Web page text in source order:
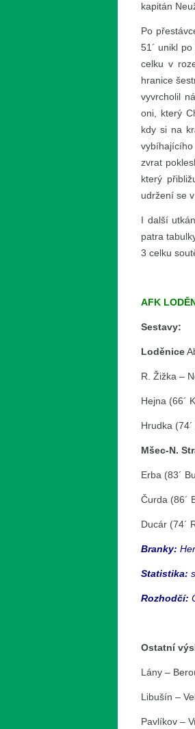
kapitán
Po
51´ unikl
celku v
hranice
vyvrcholil
oni, který
kdy si na
zvrat
který
udržení se
I další
patra
3 celku
AFK
Sestavy:
Loděnice
R. Žižka –
Hejna (66´
Hrudka
Mšec-N.
Erba (83´
Čurda (86´
Ducár (74´
Branky:
Statistika:
Rozhodčí:
Ostatní
Lány –
Libušín –
Pavlíkov –